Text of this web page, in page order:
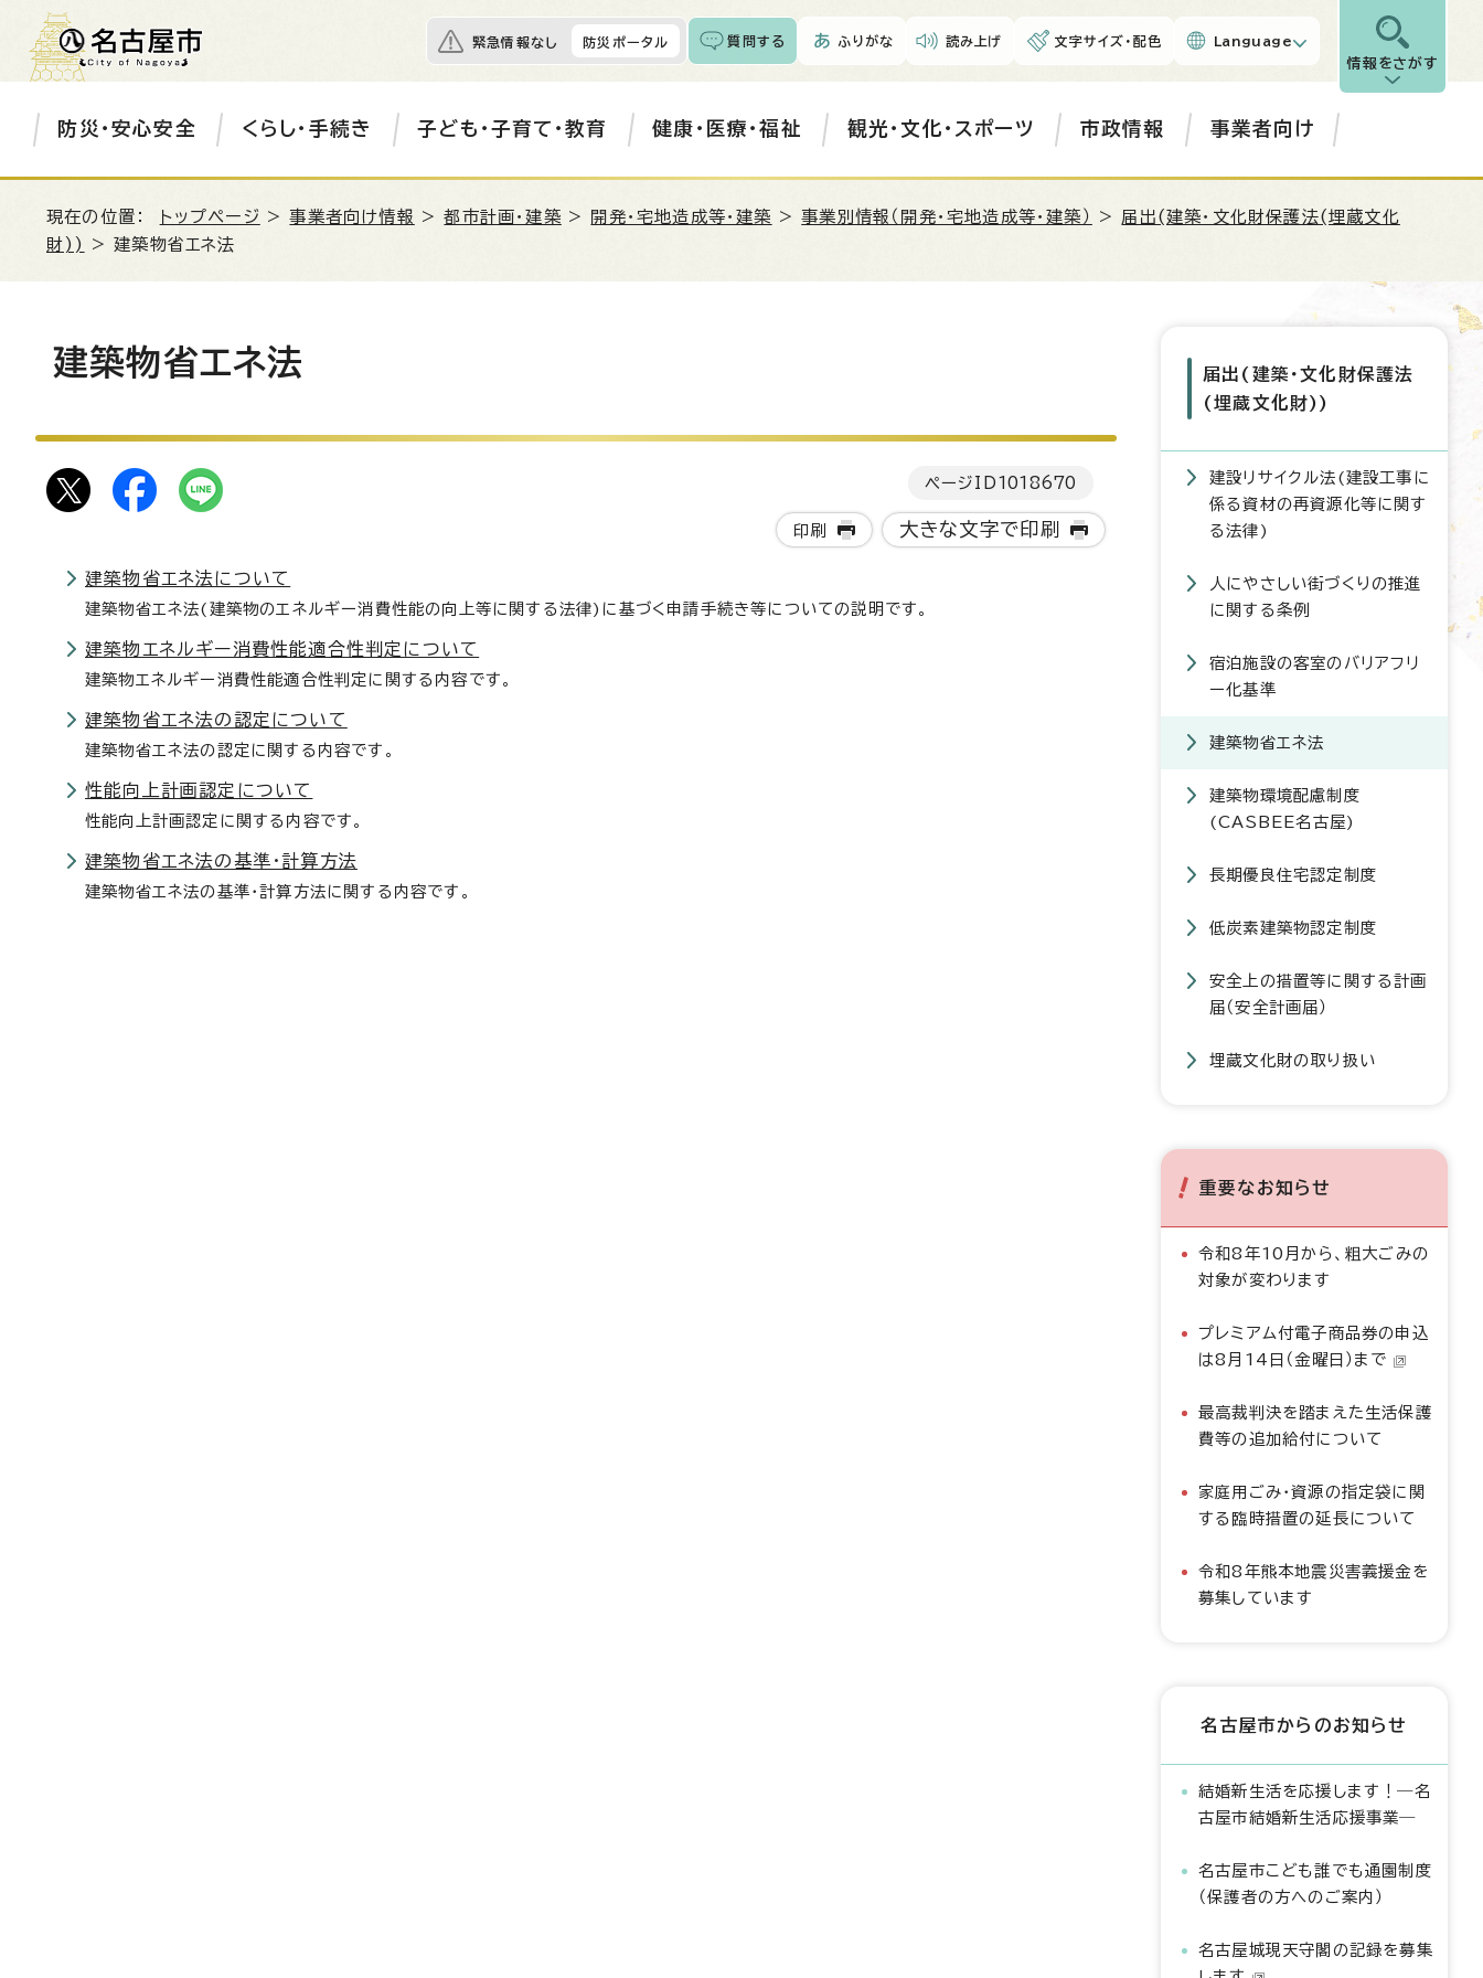
緊急情報なし 防災ポータル 質問する ふりがな 読み上げ 文字サイズ・配色 Language
情報をさがす
防災・安心安全 くらし・手続き 子ども・子育て・教育 健康・医療・福祉 観光・文化・スポーツ 市政情報 事業者向け
現在の位置： トップページ >事業者向け情報 >都市計画・建築 > 開発・宅地造成等・建築 >事業別情報（開発・宅地造成等・建築） > 届出(建築・文化財保護法(埋蔵文化
財))
> 建築物省エネ法
建築物省エネ法
ページID 1018670
印刷 大きな文字で印刷
建築物省エネ法について
建築物省エネ法(建築物のエネルギー消費性能の向上等に関する法律)に基づく申請手続き等についての説明です。
建築物エネルギー消費性能適合性判定について
建築物エネルギー消費性能適合性判定に関する内容です。
建築物省エネ法の認定について
建築物省エネ法の認定に関する内容です。
性能向上計画認定について
性能向上計画認定に関する内容です。
建築物省エネ法の基準・計算方法
建築物省エネ法の基準・計算方法に関する内容です。
届出(建築・文化財保護法
(埋蔵文化財))
建設リサイクル法(建設工事に
係る資材の再資源化等に関す
る法律)
人にやさしい街づくりの推進
に関する条例
宿泊施設の客室のバリアフリ
ー化基準
建築物省エネ法
建築物環境配慮制度
(CASBEE名古屋)
長期優良住宅認定制度
低炭素建築物認定制度
安全上の措置等に関する計画
届（安全計画届）
埋蔵文化財の取り扱い
重要なお知らせ
令和8年10月から、粗大ごみの
対象が変わります
プレミアム付電子商品券の申込
は8月14日（金曜日）まで
最高裁判決を踏まえた生活保護
費等の追加給付について
家庭用ごみ・資源の指定袋に関
する臨時措置の延長について
令和8年熊本地震災害義援金を
募集しています
名古屋市からのお知らせ
結婚新生活を応援します！―名
古屋市結婚新生活応援事業―
名古屋市こども誰でも通園制度
（保護者の方へのご案内）
名古屋城現天守閣の記録を募集